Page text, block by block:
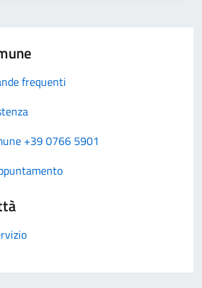
frequenti
+39 0766 5901